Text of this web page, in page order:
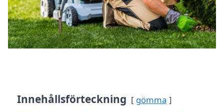
Innehållsförteckning gömma